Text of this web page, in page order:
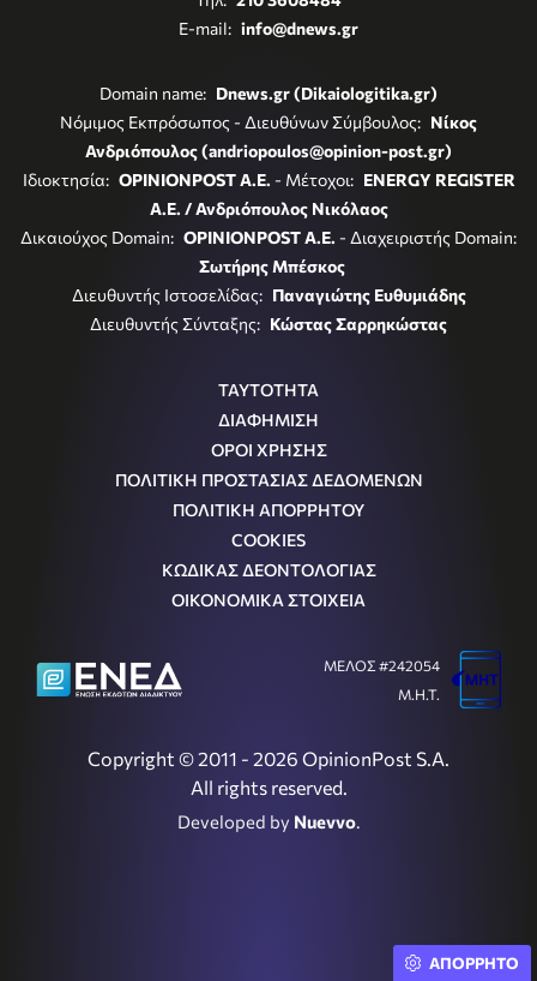
E-mail: info@dnews.gr
Domain name: Dnews.gr (Dikaiologitika.gr)
Νόμιμος Εκπρόσωπος - Διευθύνων Σύμβουλος: Νίκος
Ανδριόπουλος (andriopoulos@opinion-post.gr)
Ιδιοκτησία: OPINIONPOST A.E. - Μέτοχοι: ENERGY REGISTER
Α.Ε. / Ανδριόπουλος Νικόλαος
Δικαιούχος Domain: OPINIONPOST A.E. - Διαχειριστής Domain:
Σωτήρης Μπέσκος
Διευθυντής Ιστοσελίδας: Παναγιώτης Ευθυμιάδης
Διευθυντής Σύνταξης: Κώστας Σαρρηκώστας
ΤΑΥΤΟΤΗΤΑ
ΔΙΑΦΗΜΙΣΗ
ΟΡΟΙ ΧΡΗΣΗΣ
ΠΟΛΙΤΙΚΗ ΠΡΟΣΤΑΣΙΑΣ ΔΕΔΟΜΕΝΩΝ
ΠΟΛΙΤΙΚΗ ΑΠΟΡΡΗΤΟΥ
COOKIES
ΚΩΔΙΚΑΣ ΔΕΟΝΤΟΛΟΓΙΑΣ
ΟΙΚΟΝΟΜΙΚΑ ΣΤΟΙΧΕΙΑ
Copyright © 2011 - 2026 OpinionPost S.A.
All rights reserved.
Developed by Nuevvo.
ΜΕΛΟΣ #242054
Μ.Η.Τ.
ΑΠΟΡΡΗΤΟ